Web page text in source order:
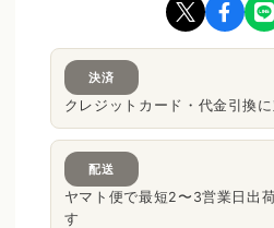
決済
クレジットカード・代金引換
配送
ヤマト便で最短2〜3営業日出
す